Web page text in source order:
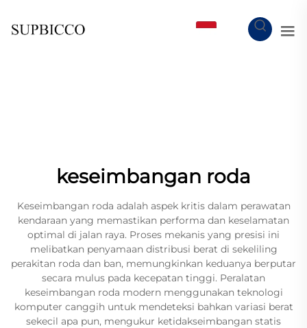
keseimbangan roda
Keseimbangan roda adalah aspek kritis dalam perawatan
kendaraan yang memastikan performa dan keselamatan
optimal di jalan raya. Proses mekanis yang presisi ini
melibatkan penyamaan distribusi berat di sekeliling
perakitan roda dan ban, memungkinkan keduanya berputar
secara mulus pada kecepatan tinggi. Peralatan
keseimbangan roda modern menggunakan teknologi
komputer canggih untuk mendeteksi bahkan variasi berat
sekecil apa pun, mengukur ketidakseimbangan statis